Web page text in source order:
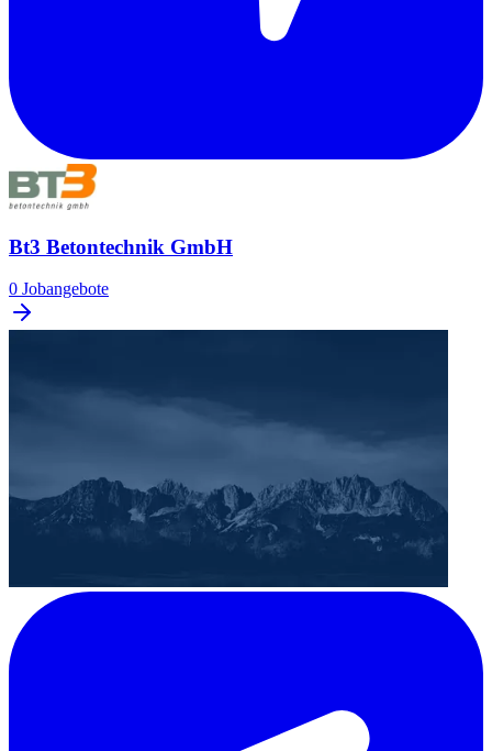
Bt3 Betontechnik GmbH
0 Jobangebote